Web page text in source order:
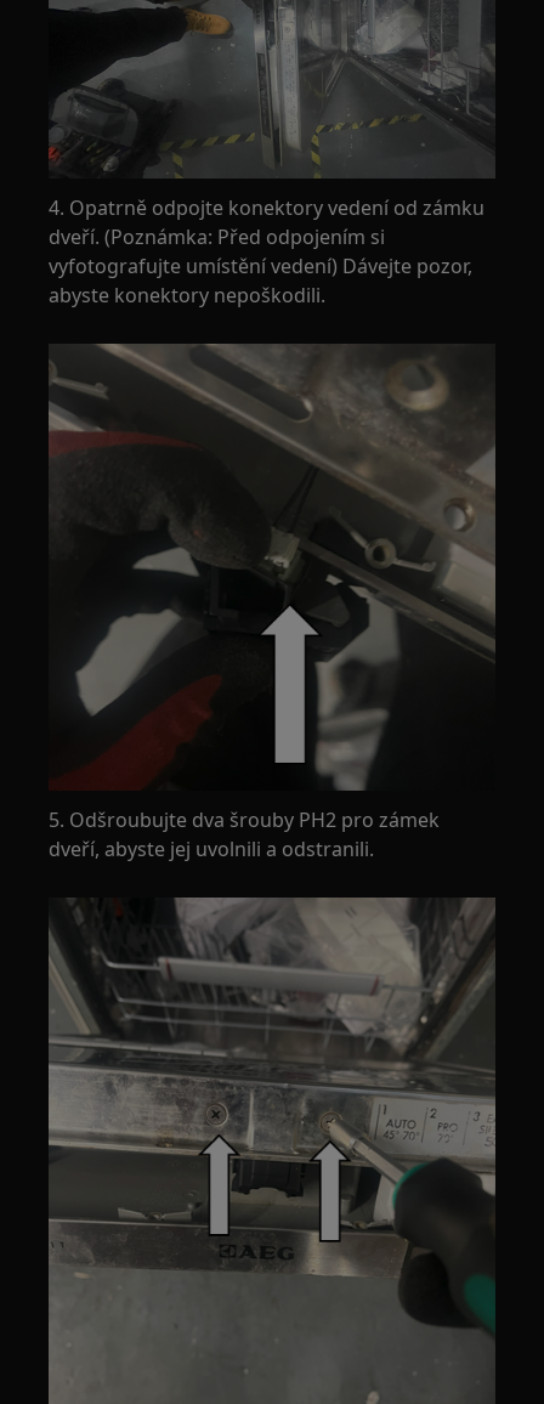
4. Opatrně odpojte konektory vedení od zámku
dveří. (Poznámka: Před odpojením si
vyfotografujte umístění vedení) Dávejte pozor,
abyste konektory nepoškodili.
5. Odšroubujte dva šrouby PH2 pro zámek
dveří, abyste jej uvolnili a odstranili.